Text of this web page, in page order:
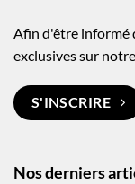
Nos derniers
Afin d'être informé
exclusives sur
S'INSCRIRE